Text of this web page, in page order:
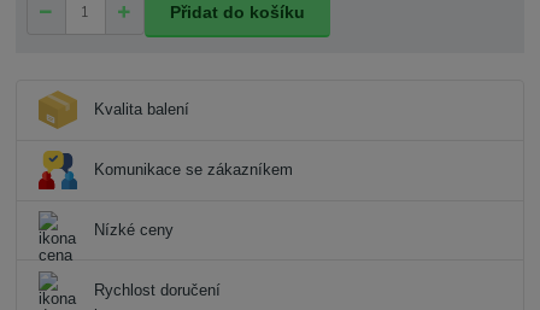
Přidat do košíku
Kvalita balení
Komunikace se zákazníkem
Nízké ceny
Rychlost doručení